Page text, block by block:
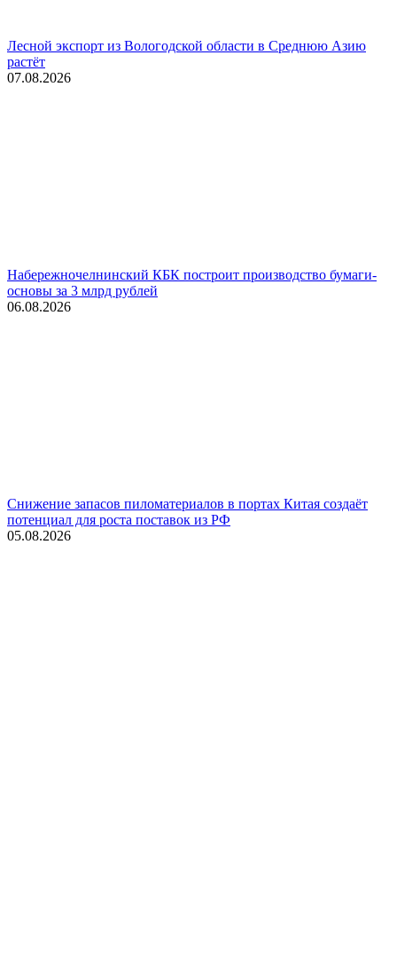
Лесной экспорт из Вологодской области в Среднюю Азию
растёт
07.08.2026
Набережночелнинский КБК построит производство бумаги-
основы за 3 млрд рублей
06.08.2026
Снижение запасов пиломатериалов в портах Китая создаёт
потенциал для роста поставок из РФ
05.08.2026